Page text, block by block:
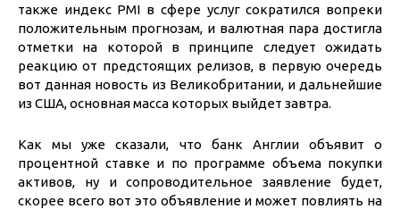
также индекс PMI в сфере услуг сократился вопреки
положительным прогнозам, и валютная пара достигла
отметки на которой в принципе следует ожидать
реакцию от предстоящих релизов, в первую очередь
вот данная новость из Великобритании, и дальнейшие
из США, основная масса которых выйдет завтра.
Как мы уже сказали, что банк Англии объявит о
процентной ставке и по программе объема покупки
активов, ну и сопроводительное заявление будет,
скорее всего вот это объявление и может повлиять на